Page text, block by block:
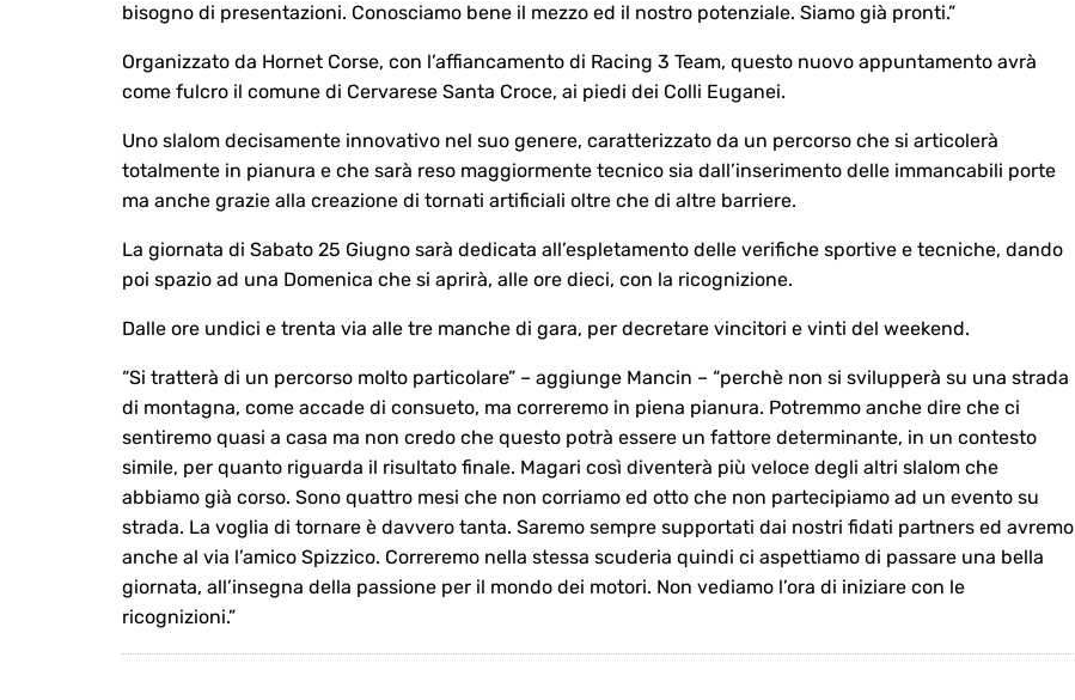
bisogno di presentazioni. Conosciamo bene il mezzo ed il nostro potenziale. Siamo già pronti.”
Organizzato da Hornet Corse, con l’affiancamento di Racing 3 Team, questo nuovo appuntamento avrà
come fulcro il comune di Cervarese Santa Croce, ai piedi dei Colli Euganei.
Uno slalom decisamente innovativo nel suo genere, caratterizzato da un percorso che si articolerà
totalmente in pianura e che sarà reso maggiormente tecnico sia dall’inserimento delle immancabili porte
ma anche grazie alla creazione di tornati artificiali oltre che di altre barriere.
La giornata di Sabato 25 Giugno sarà dedicata all’espletamento delle verifiche sportive e tecniche, dando
poi spazio ad una Domenica che si aprirà, alle ore dieci, con la ricognizione.
Dalle ore undici e trenta via alle tre manche di gara, per decretare vincitori e vinti del weekend.
“Si tratterà di un percorso molto particolare” – aggiunge Mancin – “perchè non si svilupperà su una strada
di montagna, come accade di consueto, ma correremo in piena pianura. Potremmo anche dire che ci
sentiremo quasi a casa ma non credo che questo potrà essere un fattore determinante, in un contesto
simile, per quanto riguarda il risultato finale. Magari così diventerà più veloce degli altri slalom che
abbiamo già corso. Sono quattro mesi che non corriamo ed otto che non partecipiamo ad un evento su
strada. La voglia di tornare è davvero tanta. Saremo sempre supportati dai nostri fidati partners ed avremo
anche al via l’amico Spizzico. Correremo nella stessa scuderia quindi ci aspettiamo di passare una bella
giornata, all’insegna della passione per il mondo dei motori. Non vediamo l’ora di iniziare con le
ricognizioni.”